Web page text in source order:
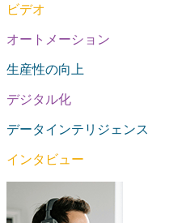
ビデオ
オートメーション
生産性の向上
デジタル化
データインテリジェンス
インタビュー